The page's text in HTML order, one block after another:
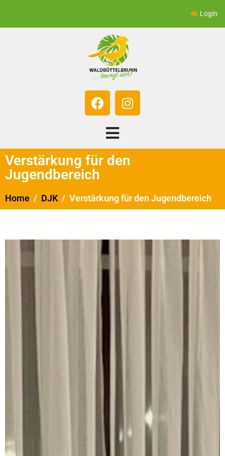
Login
Verstärkung für den
Jugendbereich
Home DJK Verstärkung für den Jugendbereich